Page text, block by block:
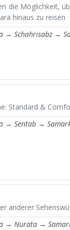
die Möglichkeit,
hinaus zu reisen
→ Schahrisabz →
Standard &
→ Sentab →
anderer
→ Nurata →